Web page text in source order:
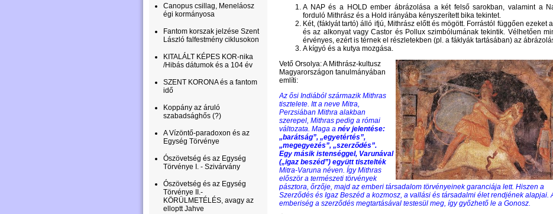
Canopus csillag, Meneláosz
égi kormányosa
Fantom korszak jelzése Szent
László falfestmény ciklusokon
KITALÁLT KÉPES KOR-nika
/Hibás dátumok és a 104 év
SZENT KORONA és a fantom
idő
Koppány az áruló
szabadsághős (?)
A Vízöntő-paradoxon és az
Egység Törvénye
Ószövetség és az Egység
Törvénye I. - Szivárvány
Ószövetség és az Egység
Törvénye II.-
KÖRÜLMETÉLÉS, avagy az
elloptt Jahve
A NAP és a HOLD ember ábrázolása a két felső sarokban, valamint a
forduló Mithrász és a Hold irányába kényszerített bika tekintet.
Két, (fáklyát tartó) álló ifjú, Mithrász előtt és mögött. Forrástól függően ezeket
és az alkonyat vagy Castor és Pollux szimbólumának tekintik. Vélhetően
érvényes, ezért is térnek el részletekben (pl. a fáklyák tartásában) az
A kígyó és a kutya mozgása.
Vető Orsolya: A Mithrász-kultusz
Magyarországon tanulmányában
említi:
Az ősi Indiából származik Mithras
tisztelete. Itt a neve Mitra,
Perzsiában Mithra alakban
szerepel, Mithras pedig a római
változata. Maga a név jelentése:
„barátság”, „egyetértés”,
„megegyezés”, „szerződés”.
Egy másik istenséggel, Varunával
(„igaz beszéd”) együtt tisztelték
Mitra-Varuna néven. Így Mithras
először a természeti törvények
pásztora, őrzője, majd az emberi társadalom törvényeinek garanciája lett. Hiszen a
Szerződés és Igaz Beszéd a kozmosz, a vallási és társadalmi élet rendjének alapjai.
emberiség a szerződés megtartásával testesül meg, így győzhető le a Gonosz.